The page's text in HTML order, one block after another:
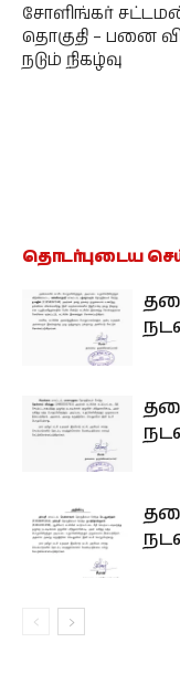
சோளிங்கர்
தொகுதி – பனை
நடும் நிகழ்வு
தொடர்புடைய